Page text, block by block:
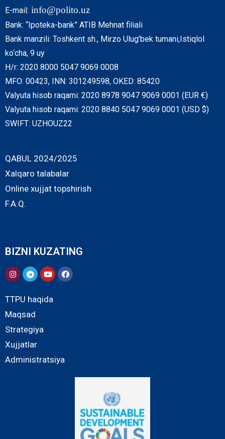
E-mail: info@polito.uz
Bank: “Ipoteka-bank” ATIB Mehnat filiali
Bank manzili: Toshkent sh., Mirzo Ulug’bek tumani,Istiqlol
ko‘cha, 9 uy
H/r: 2020 8000 5047 9069 0008
MFO: 00423, INN: 301249598, OKED: 85420
Valyuta hisob raqami: 2020 8978 9047 9069 0001 (EUR €)
Valyuta hisob raqami: 2020 8840 5047 9069 0001 (USD $)
SWIFT: UZHOUZ22
QABUL 2024/2025
Xalqaro talabalar
Online xujjat topshirish
F.A.Q.
BIZNI KUZATING
TTPU haqida
Maqsad
Strategiya
Xujjatlar
Administratsiya